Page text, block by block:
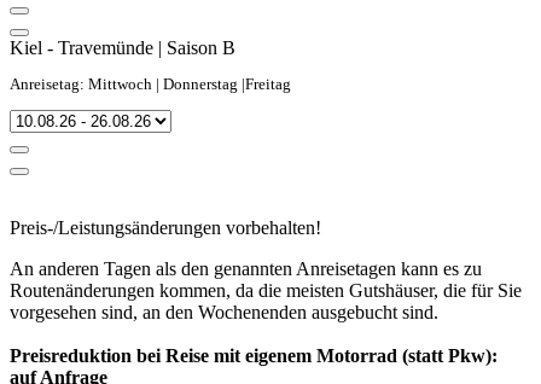
Kiel - Travemünde | Saison B
Anreisetag: Mittwoch | Donnerstag |Freitag
Preis-/Leistungsänderungen vorbehalten!
An anderen Tagen als den genannten Anreisetagen kann es zu
Routenänderungen kommen, da die meisten Gutshäuser, die für Sie
vorgesehen sind, an den Wochenenden ausgebucht sind.
Preisreduktion bei Reise mit eigenem Motorrad (statt Pkw):
auf Anfrage